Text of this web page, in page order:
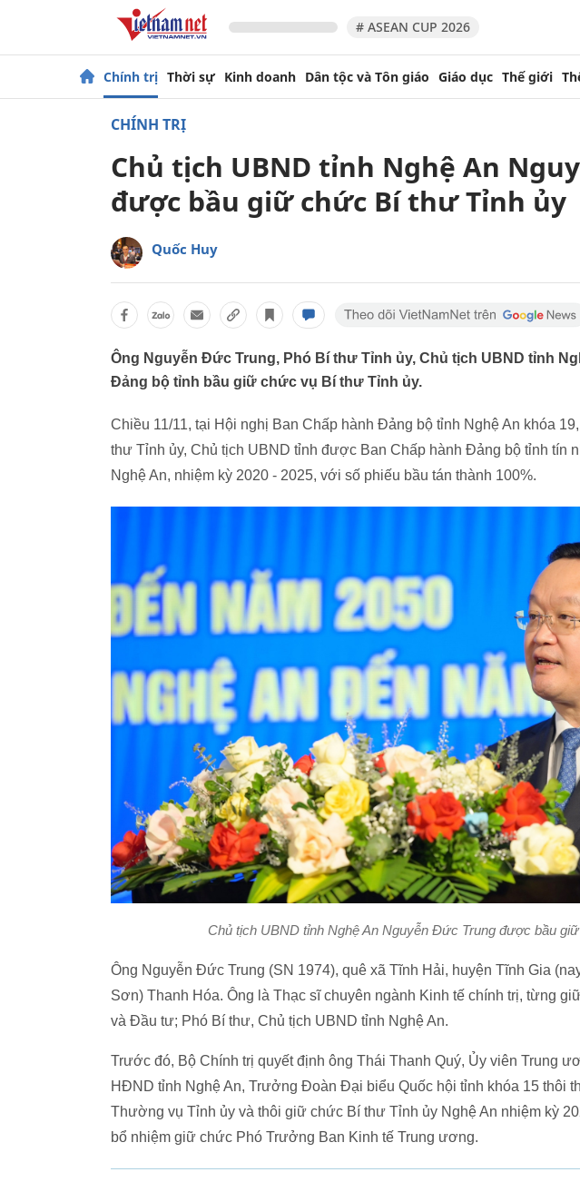
# ASEAN CUP 2026
Chính trị Thời sự Kinh doanh Dân tộc và Tôn giáo Giáo dục Thế giới
CHÍNH TRỊ
Chủ tịch UBND tỉnh Nghệ An
được bầu giữ chức Bí thư Tỉnh ủy
Quốc Huy
Ông Nguyễn Đức Trung, Phó Bí thư Tỉnh ủy, Chủ tịch UBND tỉnh
Đảng bộ tỉnh bầu giữ chức vụ Bí thư Tỉnh ủy.
Chiều 11/11, tại Hội nghị Ban Chấp hành Đảng bộ tỉnh Nghệ An khóa
thư Tỉnh ủy, Chủ tịch UBND tỉnh được Ban Chấp hành Đảng bộ tỉnh tín
Nghệ An, nhiệm kỳ 2020 - 2025, với số phiếu bầu tán thành 100%.
Chủ tịch UBND tỉnh Nghệ An Nguyễn Đức Trung được bầu
Ông Nguyễn Đức Trung (SN 1974), quê xã Tĩnh Hải, huyện Tĩnh Gia
Sơn) Thanh Hóa. Ông là Thạc sĩ chuyên ngành Kinh tế chính trị, từng
và Đầu tư; Phó Bí thư, Chủ tịch UBND tỉnh Nghệ An.
Trước đó, Bộ Chính trị quyết định ông Thái Thanh Quý, Ủy viên Trung
HĐND tỉnh Nghệ An, Trưởng Đoàn Đại biểu Quốc hội tỉnh khóa 15 thôi
Thường vụ Tỉnh ủy và thôi giữ chức Bí thư Tỉnh ủy Nghệ An nhiệm kỳ
bổ nhiệm giữ chức Phó Trưởng Ban Kinh tế Trung ương.